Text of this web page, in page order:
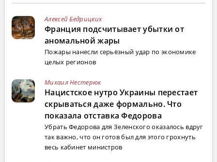
Алексей Бедрицких
Франция подсчитывает убытки от
аномальной жары
Пожары нанесли серьёзный удар по экономике
целых регионов
Михаил Нестерюк
Нацистское нутро Украины перестает
скрываться даже формально. Что
показала отставка Федорова
Убрать Федорова для Зеленского оказалось вдруг
так важно, что он готов был для этого грохнуть
весь кабинет министров